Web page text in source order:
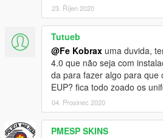
23. Říjen 2020
Tutueb
@Fe Kobrax uma duvida,
4.0 que não seja com
da para fazer algo para que
EUP? fica todo zoado os
04. Prosinec 2020
PMESP SKINS